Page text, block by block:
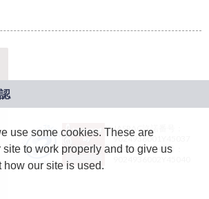
JASRAC許諾番号：
9024936001Y45037
JASRAC許諾番号：
use some cookies. These are
site to work properly and to give us
how our site is used.